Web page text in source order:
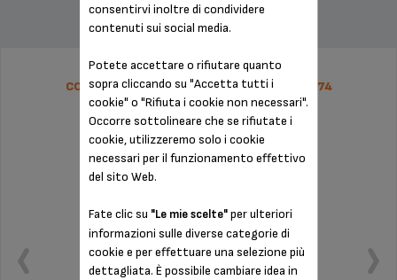
CONTENITORE RACCOGLI-GOCCE MS-622074
consentirvi inoltre di condividere
contenuti sui social media.
Potete accettare o rifiutare quanto
sopra cliccando su "Accetta tutti i
cookie" o "Rifiuta i cookie non necessari".
Occorre sottolineare che se rifiutate i
cookie, utilizzeremo solo i cookie
necessari per il funzionamento effettivo
del sito Web.
Fate clic su "Le mie scelte"per ulteriori
informazioni sulle diverse categorie di
cookie e per effettuare una selezione più
dettagliata. È possibile cambiare idea in